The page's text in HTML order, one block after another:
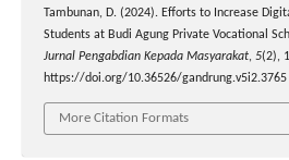
Tambunan, D. (2024). Efforts to Increase
Students at Budi Agung Private Vocational
Jurnal Pengabdian Kepada Masyarakat, 5(2),
https://doi.org/10.36526/gandrung.v5i2.3765
More Citation Formats